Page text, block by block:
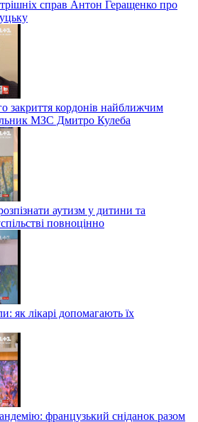
справ Антон Геращенко про
закриття кордонів найближчим
МЗС Дмитро Кулеба
аутизм у дитини та
повноцінно
як лікарі допомагають їх
французький сніданок разом